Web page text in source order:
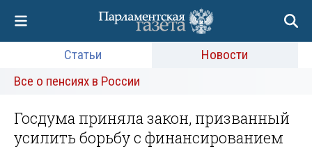
Статьи
Новости
Все о пенсиях в России
Госдума приняла закон, призванный
усилить борьбу с финансированием